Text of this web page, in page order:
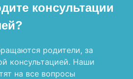
консультации
родители, за
консультацией. Наши
на все вопросы